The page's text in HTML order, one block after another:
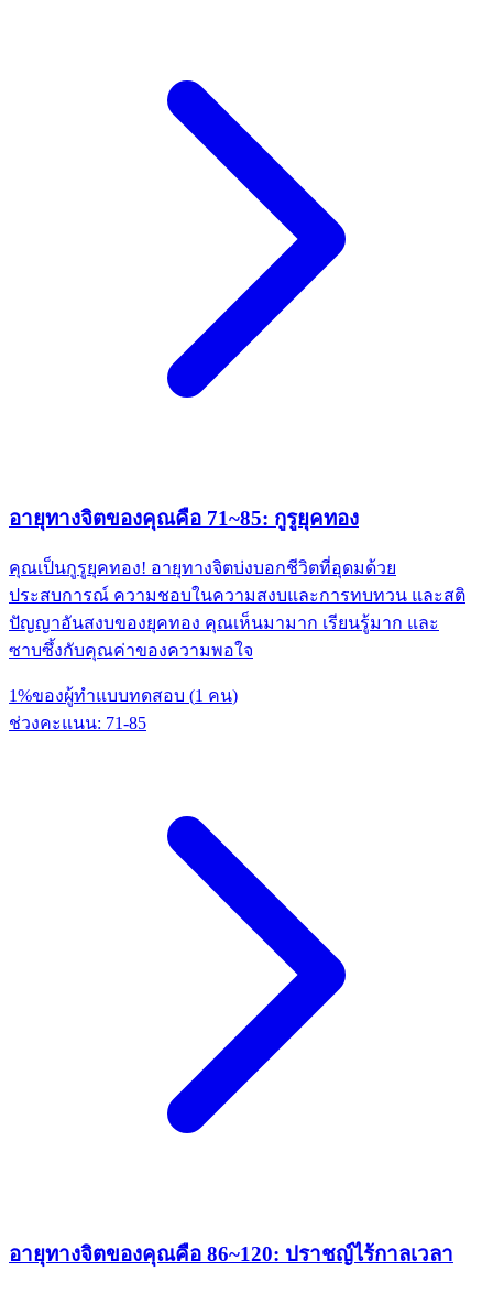
อายุทางจิตของคุณคือ 71~85: กูรูยุคทอง
คุณเป็นกูรูยุคทอง! อายุทางจิตบ่งบอกชีวิตที่อุดมด้วย
ประสบการณ์ ความชอบในความสงบและการทบทวน และสติ
ปัญญาอันสงบของยุคทอง คุณเห็นมามาก เรียนรู้มาก และ
ซาบซึ้งกับคุณค่าของความพอใจ
1%ของผู้ทำแบบทดสอบ (1 คน)
ช่วงคะแนน: 71-85
อายุทางจิตของคุณคือ 86~120: ปราชญ์ไร้กาลเวลา